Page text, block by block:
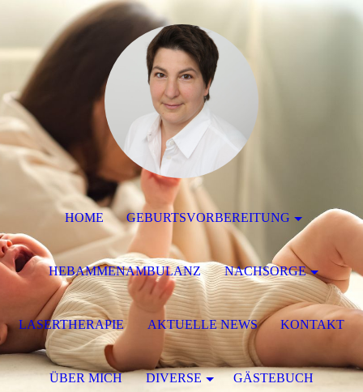
HOME GEBURTSVORBEREITUNG
HEBAMMENAMBULANZ NACHSORGE
LASERTHERAPIE AKTUELLE NEWS KONTAKT
ÜBER MICH DIVERSE GÄSTEBUCH